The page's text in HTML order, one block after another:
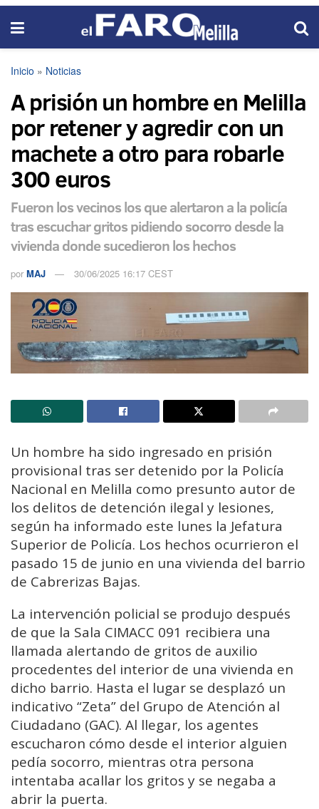
Inicio » Noticias
A prisión un hombre en Melilla
por retener y agredir con un
machete a otro para robarle
300 euros
Fueron los vecinos los que alertaron a la policía
tras escuchar gritos pidiendo socorro desde la
vivienda donde sucedieron los hechos
por MAJ 30/06/2025 16:17 CEST
Un hombre ha sido ingresado en prisión
provisional tras ser detenido por la Policía
Nacional en Melilla como presunto autor de
los delitos de detención ilegal y lesiones,
según ha informado este lunes la Jefatura
Superior de Policía. Los hechos ocurrieron el
pasado 15 de junio en una vivienda del barrio
de Cabrerizas Bajas.
La intervención policial se produjo después
de que la Sala CIMACC 091 recibiera una
llamada alertando de gritos de auxilio
procedentes del interior de una vivienda en
dicho barrio. Hasta el lugar se desplazó un
indicativo “Zeta” del Grupo de Atención al
Ciudadano (GAC). Al llegar, los agentes
escucharon cómo desde el interior alguien
pedía socorro, mientras otra persona
intentaba acallar los gritos y se negaba a
abrir la puerta.